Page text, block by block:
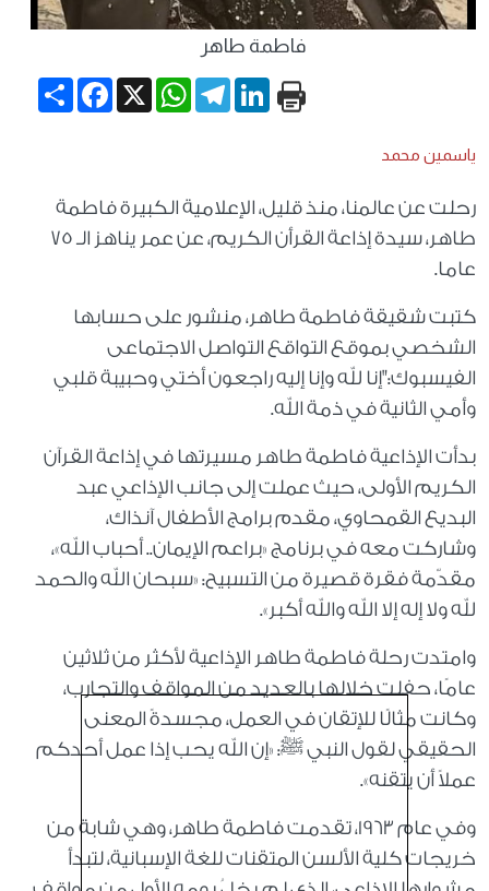
فاطمة طاهر
Share
Facebook X
WhatsApp
TelegramLinkedIn
ياسمين محمد
رحلت عن عالمنا، منذ قليل، الإعلامية الكبيرة فاطمة
طاهر، سيدة إذاعة القرأن الكريم، عن عمر يناهز الـ 75
عاما.
كتبت شقيقة فاطمة طاهر، منشور على حسابها
الشخصي بموقع التواقع التواصل الاجتماعى
الفيسبوك:"إنا لله وإنا إليه راجعون أختي وحبيبة قلبي
وأمي الثانية في ذمة الله.
بدأت الإذاعية فاطمة طاهر مسيرتها في إذاعة القرآن
الكريم الأولى، حيث عملت إلى جانب الإذاعي عبد
البديع القمحاوي، مقدم برامج الأطفال آنذاك،
وشاركت معه في برنامج «براعم الإيمان.. أحباب الله»،
مقدّمة فقرة قصيرة من التسبيح: «سبحان الله والحمد
لله ولا إله إلا الله والله أكبر».
وامتدت رحلة فاطمة طاهر الإذاعية لأكثر من ثلاثين
عامًا، حفلت خلالها بالعديد من المواقف والتجارب،
وكانت مثالًا للإتقان في العمل، مجسدةً المعنى
الحقيقي لقول النبي ﷺ: «إن الله يحب إذا عمل أحدكم
عملاً أن يتقنه».
وفي عام 1963، تقدمت فاطمة طاهر، وهي شابة من
خريجات كلية الألسن المتقنات للغة الإسبانية، لتبدأ